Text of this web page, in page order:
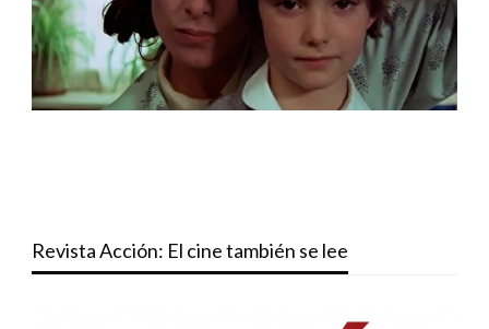
Revista Acción: El cine también se lee